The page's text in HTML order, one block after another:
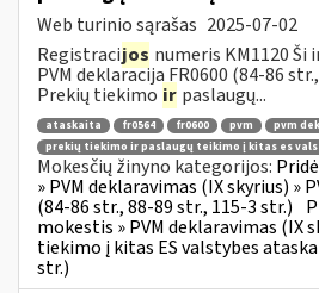
Web turinio sąrašas 2025-07-02
Registracijos numeris KM1120
PVM deklaracija FR0600 (84-86
Prekių tiekimo ir paslaugų...
ataskaita fr0564 fr0600 pvm
pvm
prekių tiekimo ir paslaugų teikimo į kitas es
Mokesčių žinyno kategorijos:
» PVM deklaravimas (IX skyrius) »
(84-86 str., 88-89 str., 115-3 str.)
mokestis » PVM deklaravimas (IX
tiekimo į kitas ES valstybes
str.)